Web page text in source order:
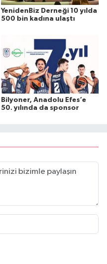
YenidenBiz Derneği 10 yılda
500 bin kadına ulaştı
Bilyoner, Anadolu Efes’e
50. yılında da sponsor